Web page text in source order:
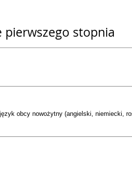
pierwszego stopnia
obcy nowożytny (angielski, niemiecki,